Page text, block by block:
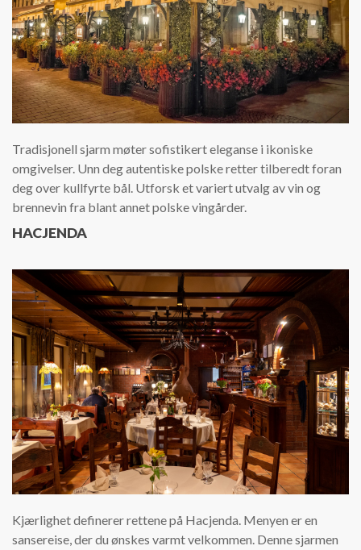
Tradisjonell sjarm møter sofistikert eleganse i ikoniske
omgivelser. Unn deg autentiske polske retter tilberedt foran
deg over kullfyrte bål. Utforsk et variert utvalg av vin og
brennevin fra blant annet polske vingårder.
HACJENDA
Kjærlighet definerer rettene på Hacjenda. Menyen er en
sansereise, der du ønskes varmt velkommen. Denne sjarmen